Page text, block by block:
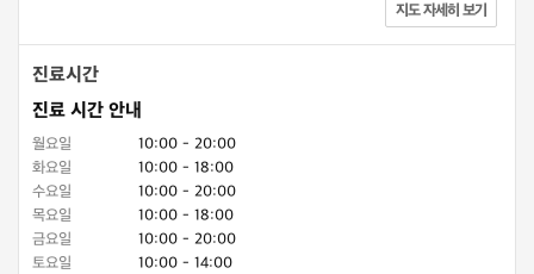
지도 자세히 보기
진료시간
진료 시간 안내
월요일
10:00 - 20:00
화요일
10:00 - 18:00
수요일
10:00 - 20:00
목요일
10:00 - 18:00
금요일
10:00 - 20:00
토요일
10:00 - 14:00